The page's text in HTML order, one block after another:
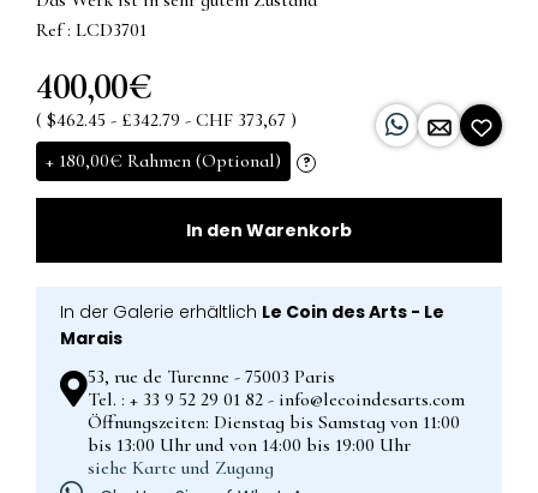
Ref : LCD3701
400,00€
( $462.45 - £342.79 - CHF 373,67 )
+ 180,00€ Rahmen (Optional) ?
In den Warenkorb
In der Galerie erhältlich Le Coin des Arts - Le
Marais
53, rue de Turenne - 75003 Paris
Tel. : + 33 9 52 29 01 82 - info@lecoindesarts.com
Öffnungszeiten: Dienstag bis Samstag von 11:00
bis 13:00 Uhr und von 14:00 bis 19:00 Uhr
siehe Karte und Zugang